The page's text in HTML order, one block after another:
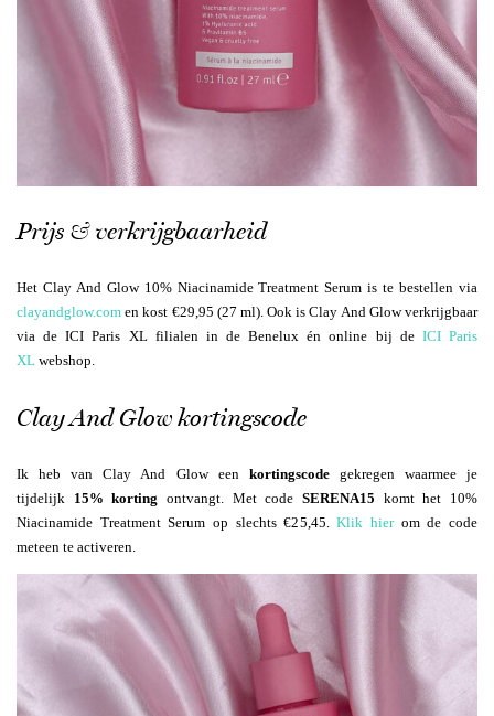
Prijs & verkrijgbaarheid
Het Clay And Glow 10% Niacinamide Treatment Serum is te bestellen via
clayandglow.com en kost €29,95 (27 ml). Ook is Clay And Glow verkrijgbaar
via de ICI Paris XL filialen in de Benelux én online bij de ICI Paris
XL webshop.
Clay And Glow kortingscode
Ik heb van Clay And Glow een kortingscodegekregen waarmee je
tijdelijk 15% korting ontvangt. Met codeSERENA15 komt het 10%
Niacinamide Treatment Serum op slechts €25,45.Klik hierom de code
meteen te activeren.